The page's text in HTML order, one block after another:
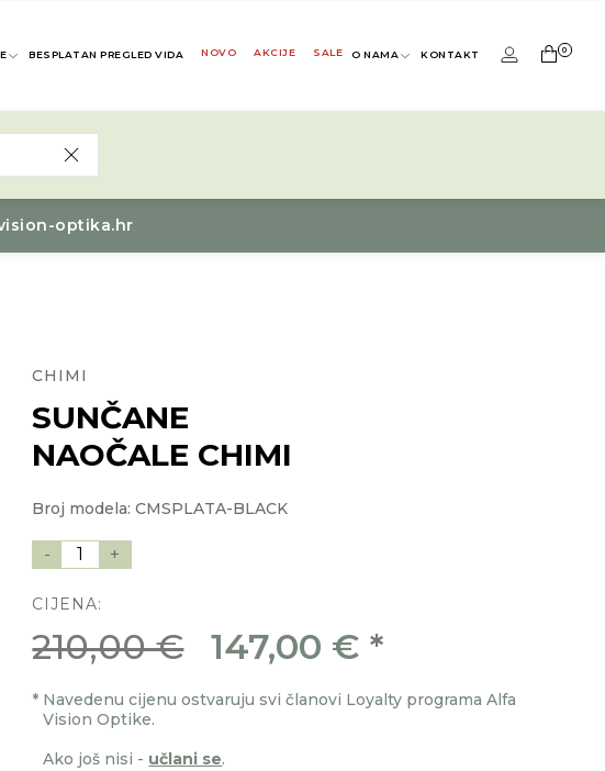
BESPLATAN PREGLED VIDA NOVO AKCIJE SALE O NAMA KONTAKT 0
optika.hr
CHIMI
SUNČANE
NAOČALE CHIMI
Broj modela: CMSPLATA-BLACK
- 1 +
CIJENA:
210,00 € 147,00 € *
* Navedenu cijenu ostvaruju svi članovi Loyalty programa Alfa
Vision Optike.
Ako još nisi - učlani se.